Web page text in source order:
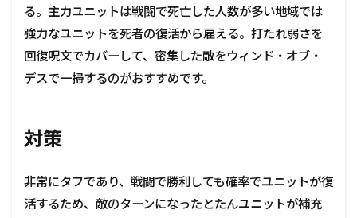
る。主力ユニットは戦闘で死亡した人数が多い地域では
強力なユニットを死者の復活から雇える。打たれ弱さを
回復呪文でカバーして、密集した敵をウィンド・オブ・
デスで一掃するのがおすすめです。
対策
非常にタフであり、戦闘で勝利しても確率でユニットが復
活するため、敵のターンになったとたんユニットが補充